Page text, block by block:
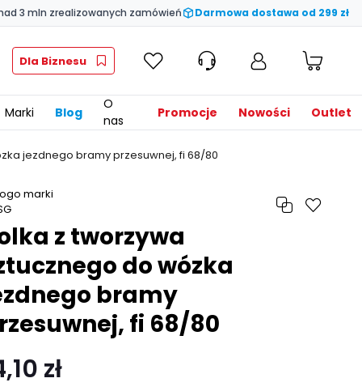
3 mln zrealizowanych zamówień Darmowa dostawa od 299 zł
Dla Biznesu
Marki Blog
O
nas
Promocje Nowości Outlet
jezdnego bramy przesuwnej, fi 68/80
z tworzywa
do wózka
bramy
fi 68/80
zł